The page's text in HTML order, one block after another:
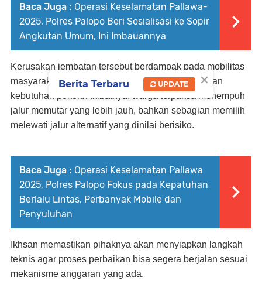
Baca Juga : Operasi Keselamatan Pallawa-
2025, Polres Palopo Beri Sosialisasi ke Sopir
Angkutan Umum, Ini Imbauannya
Kerusakan jembatan tersebut berdampak pada mobilitas
masyarakat, termasuk distribusi hasil pertanian dan
kebutuhan pokok. Akibatnya, warga terpaksa menempuh
jalur memutar yang lebih jauh, bahkan sebagian memilih
melewati jalur alternatif yang dinilai berisiko.
Baca Juga : Operasi Keselamatan Pallawa
2025, Polres Palopo Fokus pada Kepatuhan
Berlalu Lintas, Perbanyak Mobile dan
Penyuluhan
Ikhsan memastikan pihaknya akan menyiapkan langkah
teknis agar proses perbaikan bisa segera berjalan sesuai
mekanisme anggaran yang ada.
×
Berita Terbaru UPDATE